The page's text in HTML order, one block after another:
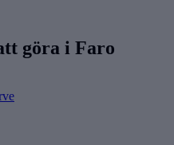
göra i Faro